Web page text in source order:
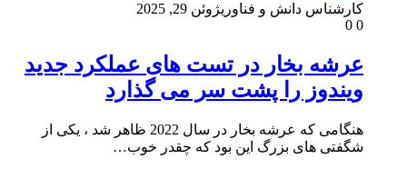
کارشناس دانش و فناوریژوئن 29, 2025
0
عرشه بخار در تست های عملکرد جدید
ویندوز را پشت سر می گذارد
هنگامی که عرشه بخار در سال 2022 ظاهر شد ، یکی از
شگفتی های بزرگ این بود که چقدر خوب…